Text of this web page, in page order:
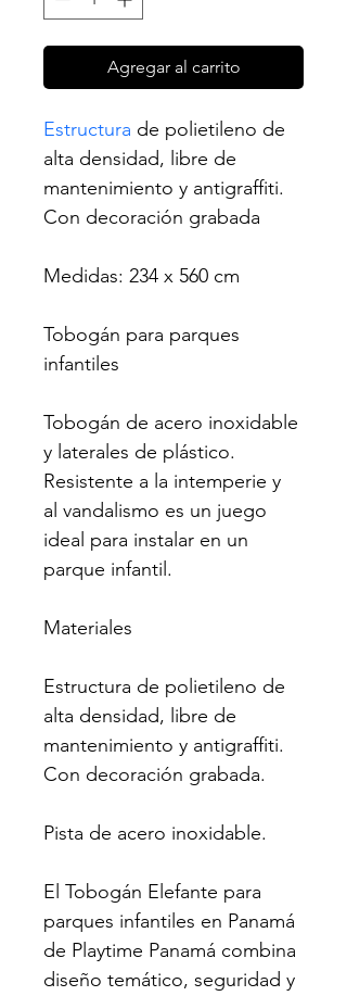
Agregar al carrito
Estructura de polietileno de
alta densidad, libre de
mantenimiento y antigraffiti.
Con decoración grabada
Medidas: 234 x 560 cm
Tobogán para parques
infantiles
Tobogán de acero inoxidable
y laterales de plástico.
Resistente a la intemperie y
al vandalismo es un juego
ideal para instalar en un
parque infantil.
Materiales
Estructura de polietileno de
alta densidad, libre de
mantenimiento y antigraffiti.
Con decoración grabada.
Pista de acero inoxidable.
El Tobogán Elefante para
parques infantiles en Panamá
de Playtime Panamá combina
diseño temático, seguridad y